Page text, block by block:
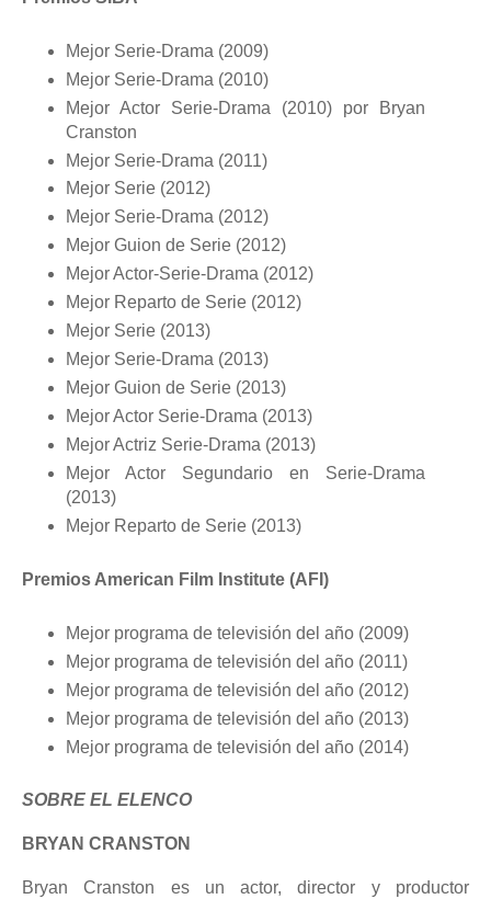
Mejor Serie-Drama (2009)
Mejor Serie-Drama (2010)
Mejor Actor Serie-Drama (2010) por Bryan
Cranston
Mejor Serie-Drama (2011)
Mejor Serie (2012)
Mejor Serie-Drama (2012)
Mejor Guion de Serie (2012)
Mejor Actor-Serie-Drama (2012)
Mejor Reparto de Serie (2012)
Mejor Serie (2013)
Mejor Serie-Drama (2013)
Mejor Guion de Serie (2013)
Mejor Actor Serie-Drama (2013)
Mejor Actriz Serie-Drama (2013)
Mejor Actor Segundario en Serie-Drama
(2013)
Mejor Reparto de Serie (2013)
Premios American Film Institute (AFI)
Mejor programa de televisión del año (2009)
Mejor programa de televisión del año (2011)
Mejor programa de televisión del año (2012)
Mejor programa de televisión del año (2013)
Mejor programa de televisión del año (2014)
SOBRE EL ELENCO
BRYAN CRANSTON
Bryan Cranston es un actor, director y productor